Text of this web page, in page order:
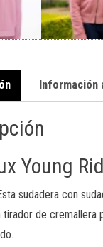
Información
Young
sudadera con
tirador de cremallera